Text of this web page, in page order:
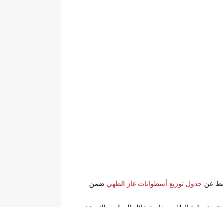
عن جدول توزيع أسطوانات غاز الطهي ضمن